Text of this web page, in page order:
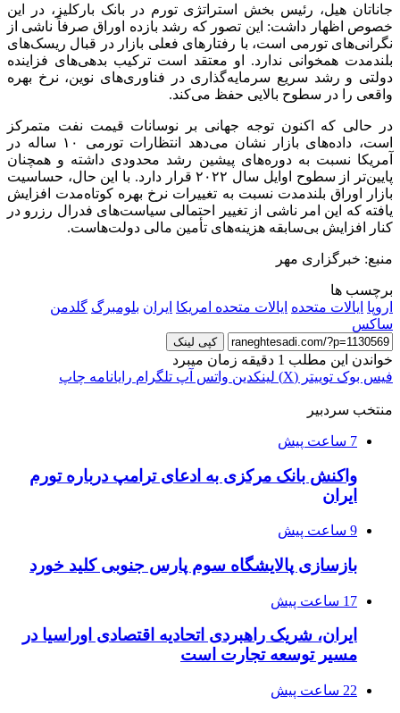
جاناتان هیل، رئیس بخش استراتژی تورم در بانک بارکلیز، در این
خصوص اظهار داشت: این تصور که رشد بازده اوراق صرفاً ناشی از
نگرانی‌های تورمی است، با رفتارهای فعلی بازار در قبال ریسک‌های
بلندمدت همخوانی ندارد. او معتقد است ترکیب بدهی‌های فزاینده
دولتی و رشد سریع سرمایه‌گذاری در فناوری‌های نوین، نرخ بهره
واقعی را در سطوح بالایی حفظ می‌کند.
در حالی که اکنون توجه جهانی بر نوسانات قیمت نفت متمرکز
است، داده‌های بازار نشان می‌دهد انتظارات تورمی ۱۰ ساله در
آمریکا نسبت به دوره‌های پیشین رشد محدودی داشته و همچنان
پایین‌تر از سطوح اوایل سال ۲۰۲۲ قرار دارد. با این حال، حساسیت
بازار اوراق بلندمدت نسبت به تغییرات نرخ بهره کوتاه‌مدت افزایش
یافته که این امر ناشی از تغییر احتمالی سیاست‌های فدرال رزرو در
کنار افزایش بی‌سابقه هزینه‌های تأمین مالی دولت‌هاست.
منبع: خبرگزاری مهر
برچسب ها
اروپا ایالات متحده ایالات متحده امریکا ایران بلومبرگ گلدمن
ساکس
کپی لینک
خواندن این مطلب 1 دقیقه زمان میبرد
فیس بوک توییتر (X) لینکدین واتس آپ تلگرام رایانامه چاپ
منتخب سردبیر
7 ساعت پیش
واکنش بانک مرکزی به ادعای ترامپ درباره تورم
ایران
9 ساعت پیش
بازسازی پالایشگاه سوم پارس جنوبی کلید خورد
17 ساعت پیش
ایران، شریک راهبردی اتحادیه اقتصادی اوراسیا در
مسیر توسعه تجارت است
22 ساعت پیش